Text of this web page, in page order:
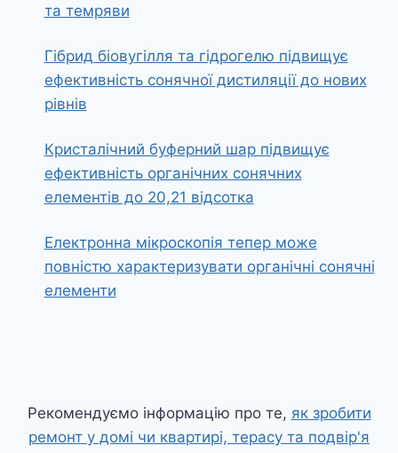
та темряви
Гібрид біовугілля та гідрогелю підвищує
ефективність сонячної дистиляції до нових
рівнів
Кристалічний буферний шар підвищує
ефективність органічних сонячних
елементів до 20,21 відсотка
Електронна мікроскопія тепер може
повністю характеризувати органічні сонячні
елементи
Рекомендуємо інформацію про те, як зробити
ремонт у домі чи квартирі, терасу та подвір'я